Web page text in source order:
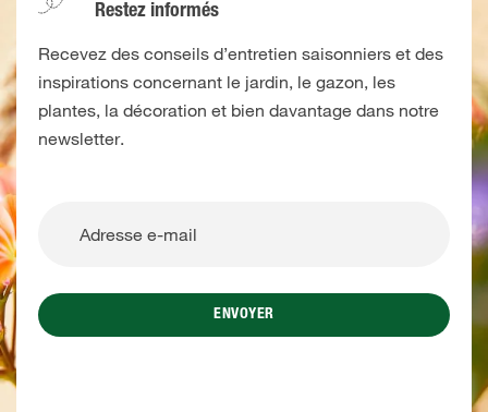
Restez informés
Recevez des conseils d’entretien saisonniers et des
inspirations concernant le jardin, le gazon, les
plantes, la décoration et bien davantage dans notre
newsletter.
ENVOYER